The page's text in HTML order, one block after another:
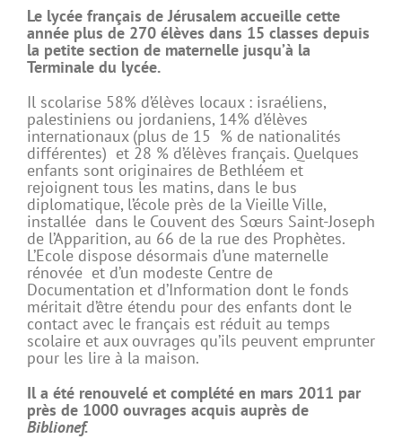
Le lycée français de Jérusalem accueille cette
année plus de 270 élèves dans 15 classes depuis
la petite section de maternelle jusqu’à la
Terminale du lycée.
Il scolarise 58% d’élèves locaux : israéliens,
palestiniens ou jordaniens, 14% d’élèves
internationaux (plus de 15 % de nationalités
différentes) et 28 % d’élèves français. Quelques
enfants sont originaires de Bethléem et
rejoignent tous les matins, dans le bus
diplomatique, l’école près de la Vieille Ville,
installée dans le Couvent des Sœurs Saint-Joseph
de l’Apparition, au 66 de la rue des Prophètes.
L’Ecole dispose désormais d’une maternelle
rénovée et d’un modeste Centre de
Documentation et d’Information dont le fonds
méritait d’être étendu pour des enfants dont le
contact avec le français est réduit au temps
scolaire et aux ouvrages qu’ils peuvent emprunter
pour les lire à la maison.
Il a été renouvelé et complété en mars 2011 par
près de 1000 ouvrages acquis auprès de
Biblionef.